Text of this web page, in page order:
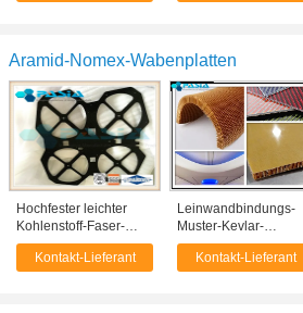
Aramid-Nomex-Wabenplatten
Hochfester leichter
Kohlenstoff-Faser-
Bienenwaben-Blatt
Nomex-Kern nicht
Kontakt-Lieferant
Leinwandbindungs-
Muster-Kevlar-
Bienenwaben-Blätter
für Flugzeug-
Kontakt-Lieferant